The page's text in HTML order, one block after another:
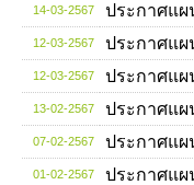
14-03-2567 ประกาศแผ
12-03-2567 ประกาศแผ
12-03-2567 ประกาศแผ
13-02-2567 ประกาศแผ
07-02-2567 ประกาศแผ
01-02-2567 ประกาศแผ